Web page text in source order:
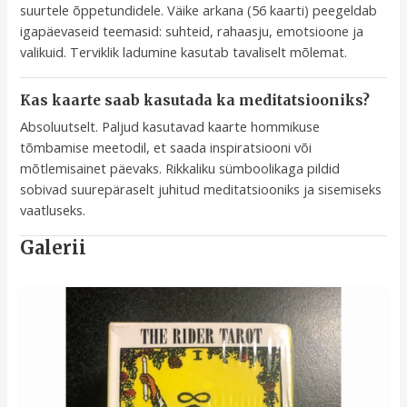
suurtele õppetundidele. Väike arkana (56 kaarti) peegeldab
igapäevaseid teemasid: suhteid, rahaasju, emotsioone ja
valikuid. Terviklik ladumine kasutab tavaliselt mõlemat.
Kas kaarte saab kasutada ka meditatsiooniks?
Absoluutselt. Paljud kasutavad kaarte hommikuse
tõmbamise meetodil, et saada inspiratsiooni või
mõtlemisainet päevaks. Rikkaliku sümboolikaga pildid
sobivad suurepäraselt juhitud meditatsiooniks ja sisemiseks
vaatluseks.
Galerii